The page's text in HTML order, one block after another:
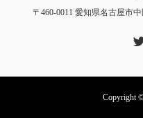
〒460-0011 愛知県名古屋市
Copyright